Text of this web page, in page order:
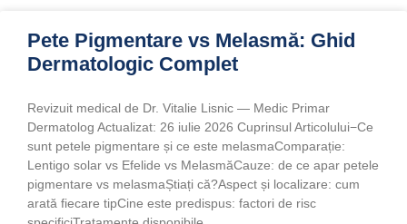
Pete Pigmentare vs Melasmă: Ghid
Dermatologic Complet
Revizuit medical de Dr. Vitalie Lisnic — Medic Primar
Dermatolog Actualizat: 26 iulie 2026 Cuprinsul Articolului−Ce
sunt petele pigmentare și ce este melasmaComparație:
Lentigo solar vs Efelide vs MelasmăCauze: de ce apar petele
pigmentare vs melasmaȘtiați că?Aspect și localizare: cum
arată fiecare tipCine este predispus: factori de risc